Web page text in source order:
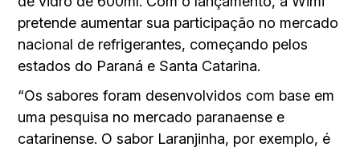
pretende aumentar sua participação no mercado
nacional de refrigerantes, começando pelos
estados do Paraná e Santa Catarina.
“Os sabores foram desenvolvidos com base em
uma pesquisa no mercado paranaense e
catarinense. O sabor Laranjinha, por exemplo, é